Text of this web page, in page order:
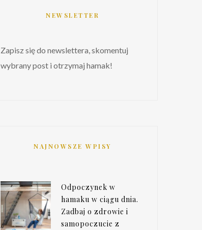
NEWSLETTER
Zapisz się do newslettera, skomentuj
wybrany post i otrzymaj hamak!
NAJNOWSZE WPISY
Odpoczynek w
hamaku w ciągu dnia.
Zadbaj o zdrowie i
samopoczucie z